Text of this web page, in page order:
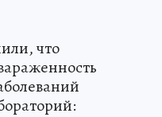
что